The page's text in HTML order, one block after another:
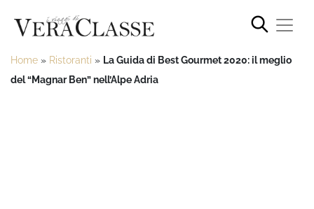
Home » Ristoranti » La Guida di Best Gourmet 2020: il meglio
del “Magnar Ben” nell’Alpe Adria